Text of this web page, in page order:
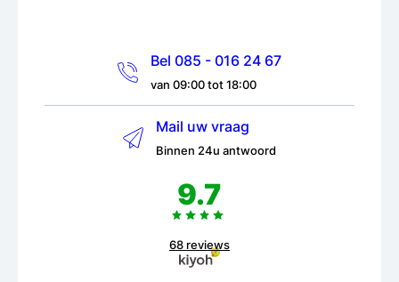
Bel 085 - 016 24 67
van 09:00 tot 18:00
Mail uw vraag
Binnen 24u antwoord
9.7
68 reviews